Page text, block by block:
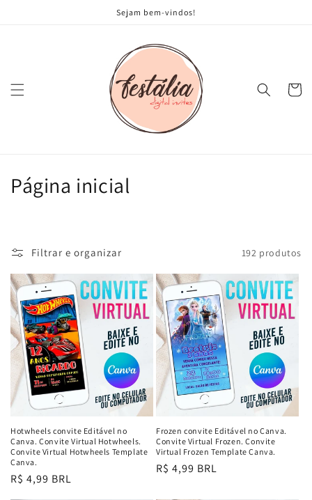
Sejam bem-vindos!
C
e
ç
ã
o
Página inicial
Filtrar e organizar 192 produtos
Hotwheels convite Editável no
Canva. Convite Virtual Hotwheels.
Convite Virtual Hotwheels Template
Canva.
Preço
R$ 4,99 BRL
Frozen convite Editável no Canva.
Convite Virtual Frozen. Convite
Virtual Frozen Template Canva.
Preço
R$ 4,99 BRL